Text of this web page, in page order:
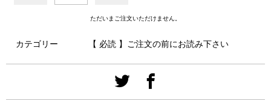
ただいまご注文いただけません。
カテゴリー 【 必読 】ご注文の前にお読み下さい